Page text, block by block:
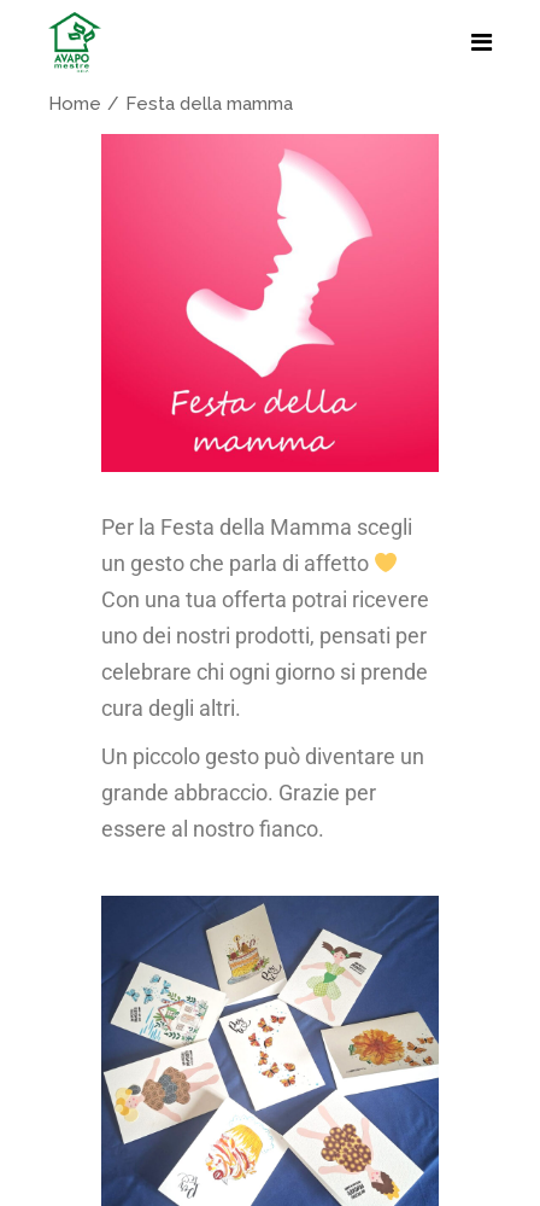
Home Festa della mamma
Per la Festa della Mamma scegli
un gesto che parla di affetto
Con una tua offerta potrai ricevere
uno dei nostri prodotti, pensati per
celebrare chi ogni giorno si prende
cura degli altri.
Un piccolo gesto può diventare un
grande abbraccio. Grazie per
essere al nostro fianco.